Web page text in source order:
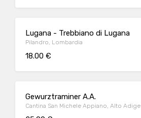
Lugana - Trebbiano di Lugana
Pilandro, Lombardia
18.00 €
Gewurztraminer A.A.
Cantina San Michele Appiano, Alto Adige